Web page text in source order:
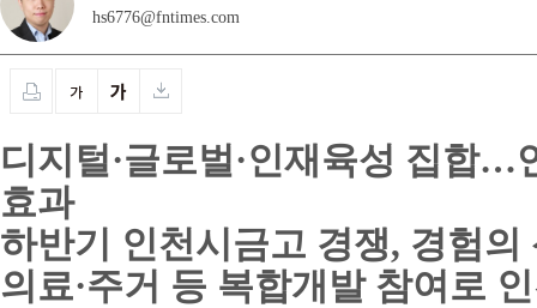
hs6776@fntimes.com
디지털·글로벌·인재육성 집합…
효과
하반기 인천시금고 경쟁, 경험의
의료·주거 등 복합개발 참여로